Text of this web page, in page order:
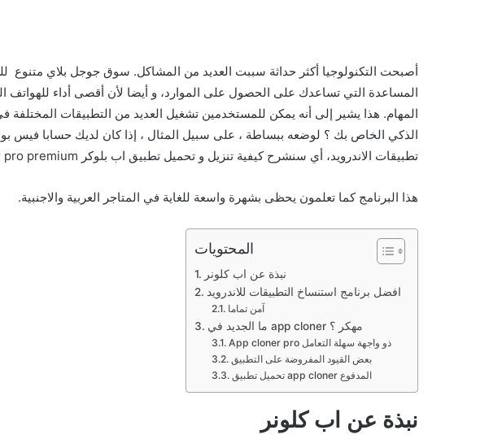
أصبحت التكنولوجيا أكثر حداثة سببت العديد من المشاكل. سوق جوجل بلاي متنوع
المساعدة التي تساعدك على الحصول على الموارد، و أيضا لأن أقصى أداء
المهام. هذا يشير إلى أنه يمكن للمستخدمين تشغيل العديد من التطبيقات
الذكي الخاص بك ؟ لوضعه ببساطة ، على سبيل المثال ، إذا كان لديك حسابا
تطبيقات الاندرويد، أي سنشرح كيفية تنزيل و تحميل تطبيق اب بلوكر app cloner pro premium مهكر نسخة مهكرة المدفوعة مجانا apk اصدار قديم.
هذا البرنامج كما تعلمون يحظى بشهرة واسعة للغاية في المتاجر العربية والاجنبية.
المحتويات
نبذة عن اب كلونر
افضل برنامج استنساخ التطبيقات للاندرويد
آمن تماما
ما الجديد في app cloner مهكر ؟
App cloner pro ذو واجهة سهلة التعامل
بعض القيود المفروضة على التطبيق
تحميل تطبيق app cloner المدفوع
نبذة عن اب كلونر